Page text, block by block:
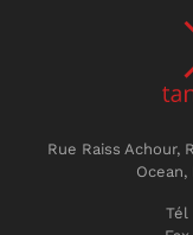
Rue Raiss Achour,
Tél